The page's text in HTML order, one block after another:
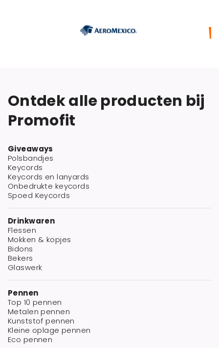
Ontdek alle producten bij
Promofit
Giveaways
Polsbandjes
Keycords
Keycords en lanyards
Onbedrukte keycords
Spoed Keycords
Drinkwaren
Flessen
Mokken & kopjes
Bidons
Bekers
Glaswerk
Pennen
Top 10 pennen
Metalen pennen
Kunststof pennen
Kleine oplage pennen
Eco pennen